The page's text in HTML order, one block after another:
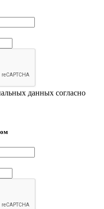
данных согласно